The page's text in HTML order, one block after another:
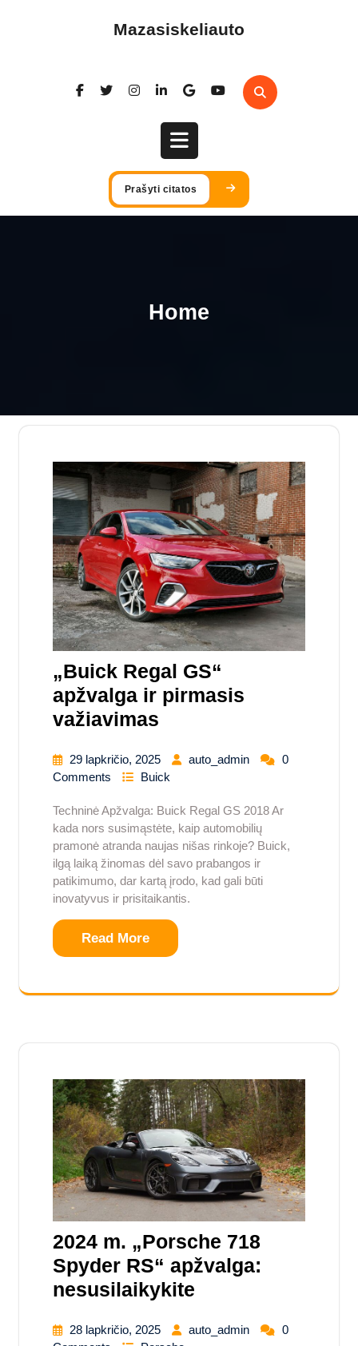
Mazasiskeliauto
Open
Button
Prašyti citatos
Home
„Buick Regal GS“
apžvalga ir pirmasis
važiavimas
29 lapkričio, 2025 auto_admin
0
Comments
Buick
Techninė Apžvalga: Buick Regal GS 2018 Ar
kada nors susimąstėte, kaip automobilių
pramonė atranda naujas nišas rinkoje? Buick,
ilgą laiką žinomas dėl savo prabangos ir
patikimumo, dar kartą įrodo, kad gali būti
inovatyvus ir prisitaikantis.
Read More
2024 m. „Porsche 718
Spyder RS“ apžvalga:
nesusilaikykite
28 lapkričio, 2025 auto_admin
0